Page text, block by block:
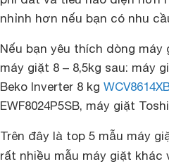
nhỉnh hơn nếu bạn có nhu
Nếu bạn yêu thích dòng
máy giặt 8 – 8,5kg sau: máy
Beko Inverter 8 kg
EWF8024P5SB, máy giặt
Trên đây là top 5 mẫu máy
rất nhiều mẫu máy giặt